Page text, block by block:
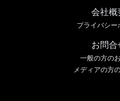
会社概
プライバシー
お問合
一般の方の
メディアの方